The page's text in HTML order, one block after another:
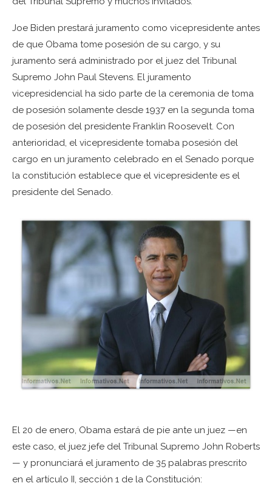
Joe Biden prestará juramento como vicepresidente antes
de que Obama tome posesión de su cargo, y su
juramento será administrado por el juez del Tribunal
Supremo John Paul Stevens. El juramento
vicepresidencial ha sido parte de la ceremonia de toma
de posesión solamente desde 1937 en la segunda toma
de posesión del presidente Franklin Roosevelt. Con
anterioridad, el vicepresidente tomaba posesión del
cargo en un juramento celebrado en el Senado porque
la constitución establece que el vicepresidente es el
presidente del Senado.
El 20 de enero, Obama estará de pie ante un juez —en
este caso, el juez jefe del Tribunal Supremo John Roberts
— y pronunciará el juramento de 35 palabras prescrito
en el artículo II, sección 1 de la Constitución: